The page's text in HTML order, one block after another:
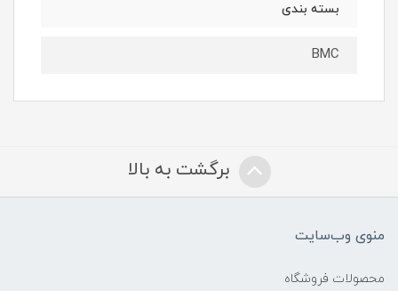
بسته بندی
BMC
برگشت به بالا
منوی وب‌سایت
محصولات فروشگاه